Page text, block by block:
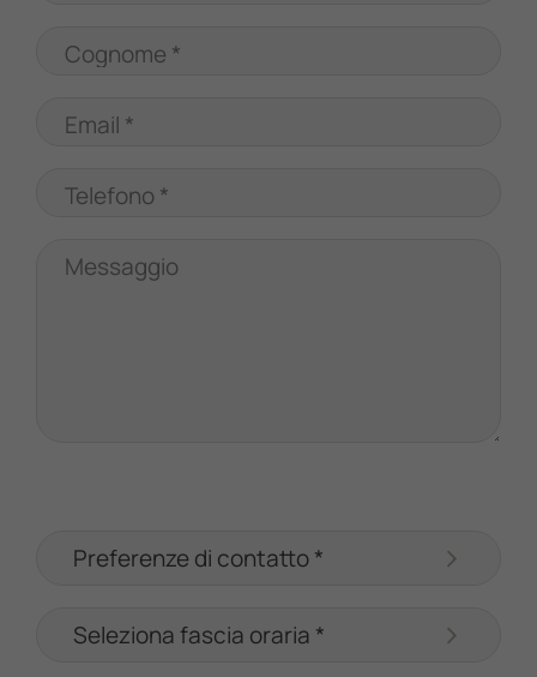
Cognome *
Email *
Telefono *
Messaggio